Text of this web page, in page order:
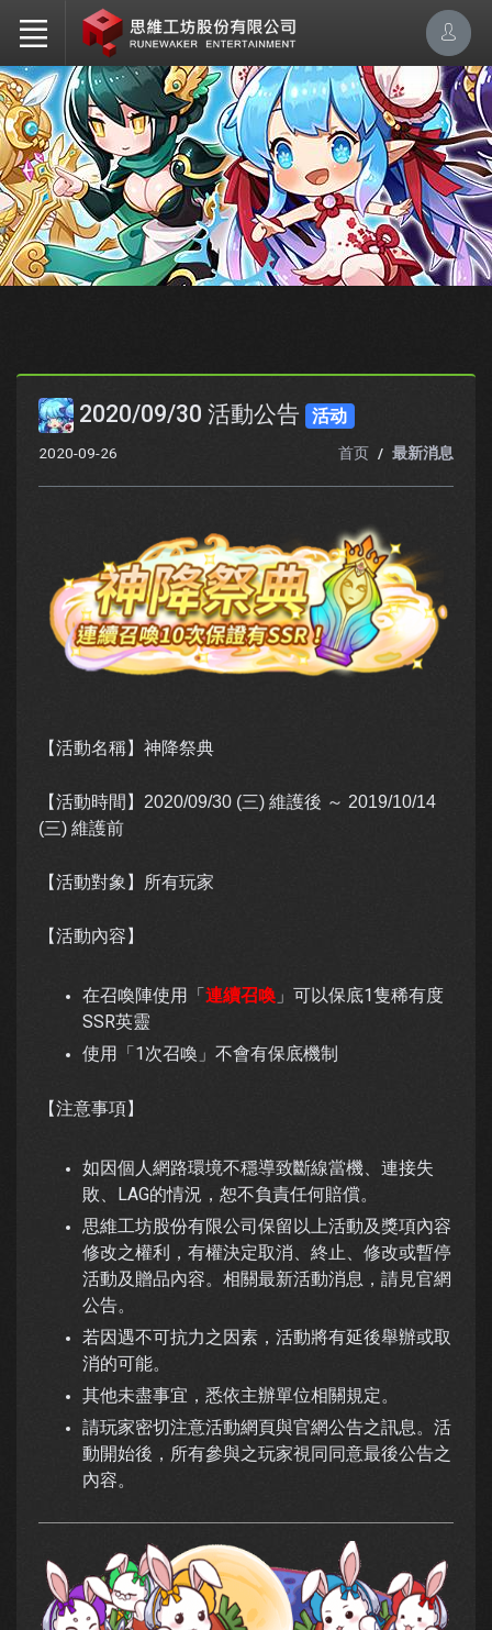
2020/09/30 活動公告 活动
2020-09-26 首页 最新消息
【活動名稱】神降祭典
【活動時間】 2020/09/30 (三) 維護後 ～ 2019/10/14
(三) 維護前
【活動對象】所有玩家
【活動內容】
在召喚陣使用「 連續召喚 」可以保底1隻稀有度
SSR英靈
使用「1次召喚」不會有保底機制
【注意事項】
如因個人網路環境不穩導致斷線當機、連接失
敗、LAG的情況，恕不負責任何賠償。
思維工坊股份有限公司保留以上活動及獎項內容
修改之權利，有權決定取消、終止、修改或暫停
活動及贈品內容。相關最新活動消息，請見官網
公告。
若因遇不可抗力之因素，活動將有延後舉辦或取
消的可能。
其他未盡事宜，悉依主辦單位相關規定。
請玩家密切注意活動網頁與官網公告之訊息。活
動開始後，所有參與之玩家視同同意最後公告之
內容。